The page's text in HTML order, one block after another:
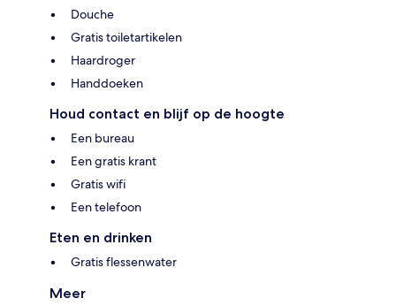
Douche
Gratis toiletartikelen
Haardroger
Handdoeken
Houd contact en blijf op de hoogte
Een bureau
Een gratis krant
Gratis wifi
Een telefoon
Eten en drinken
Gratis flessenwater
Meer